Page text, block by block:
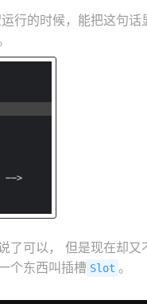
行的时候，能把这句
了可以， 但是现在却
个东西叫插槽 Slot 。